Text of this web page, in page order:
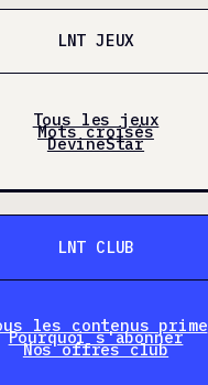
LNT JEUX
Tous les jeux
Mots croisés
DevineStar
LNT CLUB
les contenus prime
Pourquoi s'abonner
Nos offres club